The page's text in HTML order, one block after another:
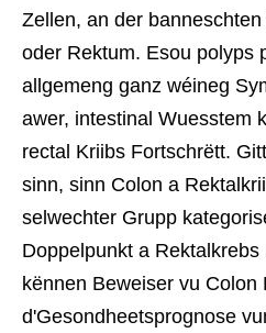
Zellen, an der
oder Rektum. Esou polyps
allgemeng ganz wéineg
awer, intestinal Wuesstem
rectal Kriibs Fortschrëtt.
sinn, sinn Colon a
selwechter Grupp
Doppelpunkt a
kënnen Beweiser vu Colon
d'Gesondheetsprognose